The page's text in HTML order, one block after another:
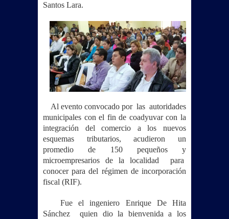
Santos Lara.
Al evento convocado por las autoridades
municipales con el fin de coadyuvar con la
integración del comercio a los nuevos
esquemas tributarios, acudieron un
promedio de 150 pequeños y
microempresarios de la localidad para
conocer para del régimen de incorporación
fiscal (RIF).
Fue el ingeniero Enrique De Hita
Sánchez quien dio la bienvenida a los